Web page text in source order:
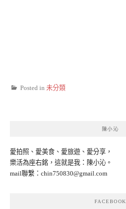
Posted in 未分類
陳小沁
愛拍照、愛美食、愛旅遊、愛分享，
樂活為座右銘，這就是我：陳小沁。
mail聯繫： chin750830@gmail.com
FACEBOOK